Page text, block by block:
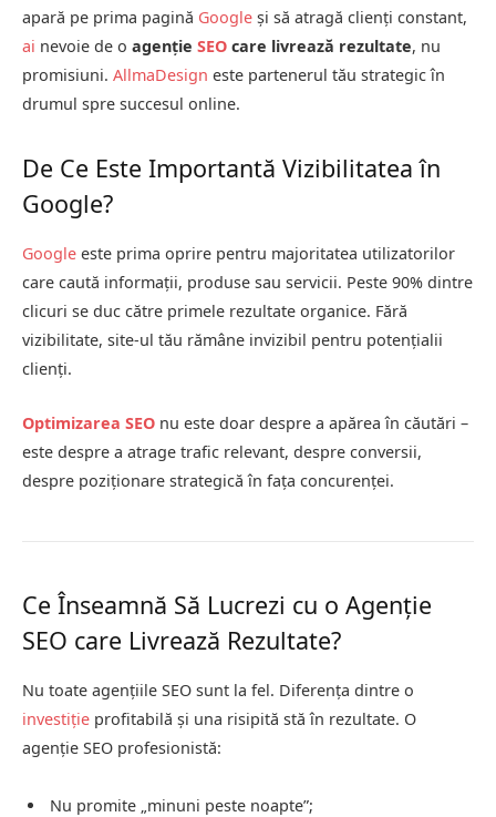
apară pe prima pagină Google și să atragă clienți constant,
ai nevoie de o agenție SEO care livrează rezultate, nu
promisiuni. AllmaDesign este partenerul tău strategic în
drumul spre succesul online.
De Ce Este Importantă Vizibilitatea în
Google?
Google este prima oprire pentru majoritatea utilizatorilor
care caută informații, produse sau servicii. Peste 90% dintre
clicuri se duc către primele rezultate organice. Fără
vizibilitate, site-ul tău rămâne invizibil pentru potențialii
clienți.
Optimizarea SEO nu este doar despre a apărea în căutări –
este despre a atrage trafic relevant, despre conversii,
despre poziționare strategică în fața concurenței.
Ce Înseamnă Să Lucrezi cu o Agenție
SEO care Livrează Rezultate?
Nu toate agențiile SEO sunt la fel. Diferența dintre o
investiție profitabilă și una risipită stă în rezultate. O
agenție SEO profesionistă:
Nu promite „minuni peste noapte”;